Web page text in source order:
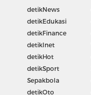
detikNews
detikEdukasi
detikFinance
detikInet
detikHot
detikSport
Sepakbola
detikOto